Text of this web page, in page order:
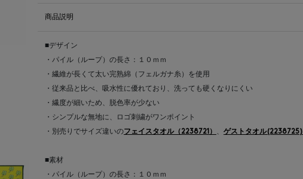
商品説明
■デザイン
・パイル（ループ）の長さ：１０ｍｍ
・繊維が長くて太い完熟綿（フェルガナ糸）を使用
・従来品と比べ、吸水性に優れており、洗っても硬くなりにくい
・繊度が細いため、脱色率が少ない
・シンプルな無地に、ロゴ刺繍がワンポイント
・別売りでサイズ違いのフェイスタオル（2238721） 、 ゲストタオル(2238725)
■素材
・パイル（ループ）の長さ：１０ｍｍ